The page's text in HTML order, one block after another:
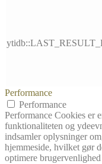
Performance
Performance
Performance Cookies er
funktionaliteten og
indsamler oplysninger
hjemmeside, hvilket gør
optimere